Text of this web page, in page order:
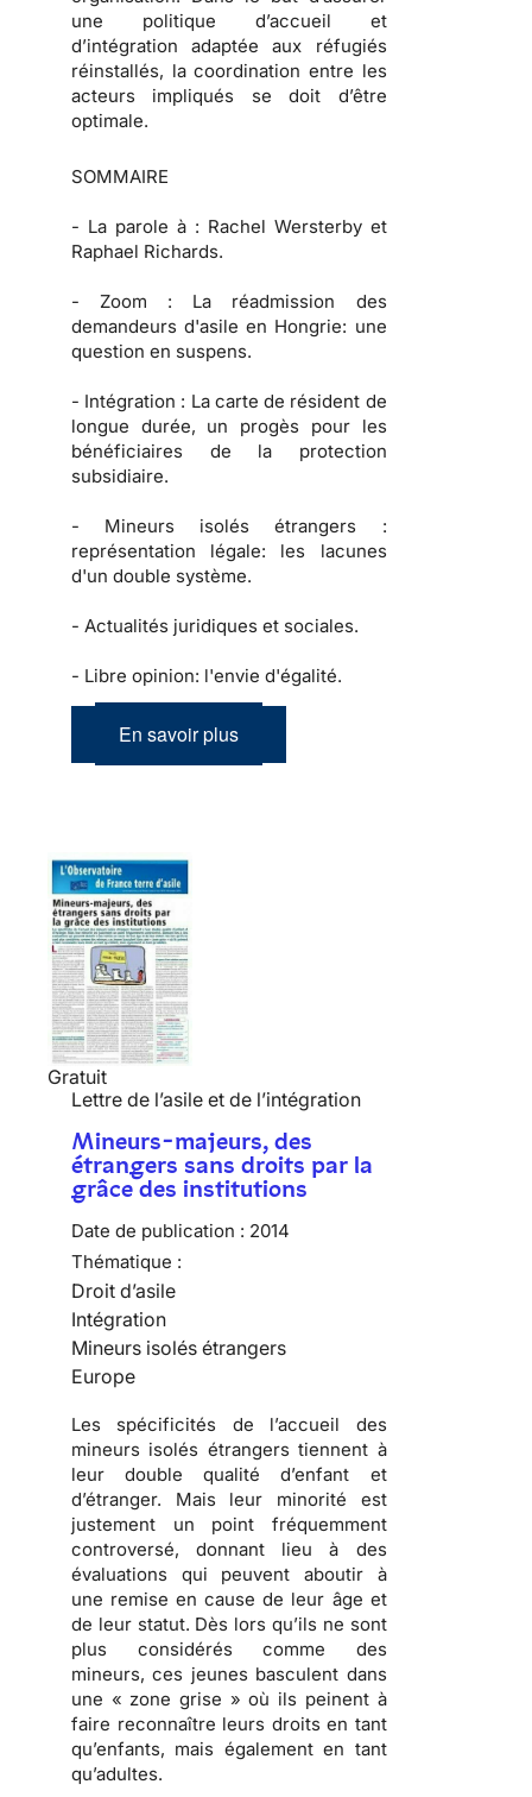
une politique d’accueil et
d’intégration adaptée aux réfugiés
réinstallés, la coordination entre les
acteurs impliqués se doit d’être
optimale.
SOMMAIRE
- La parole à : Rachel Wersterby et
Raphael Richards.
-Zoom : La réadmission des
demandeurs d'asile en Hongrie: une
question en suspens.
- Intégration : La carte de résident de
longue durée, un progès pour les
bénéficiaires de la protection
subsidiaire.
- Mineurs isolés étrangers :
représentation légale: les lacunes
d'un double système.
- Actualités juridiques et sociales.
- Libre opinion: l'envie d'égalité.
En savoir plus
Gratuit
Lettre de l’asile et de l’intégration
Mineurs-majeurs, des
étrangers sans droits par la
grâce des institutions
Date de publication : 2014
Thématique :
Droit d’asile
Intégration
Mineurs isolés étrangers
Europe
Les spécificités de l’accueil des
mineurs isolés étrangers tiennent à
leur double qualité d’enfant et
d’étranger. Mais leur minorité est
justement un point fréquemment
controversé, donnant lieu à des
évaluations qui peuvent aboutir à
une remise en cause de leur âge et
de leur statut. Dès lors qu’ils ne sont
plus considérés comme des
mineurs, ces jeunes basculent dans
une « zone grise » où ils peinent à
faire reconnaître leurs droits en tant
qu’enfants, mais également en tant
qu’adultes.